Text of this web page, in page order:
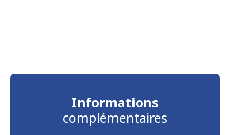
Informations
complémentaires